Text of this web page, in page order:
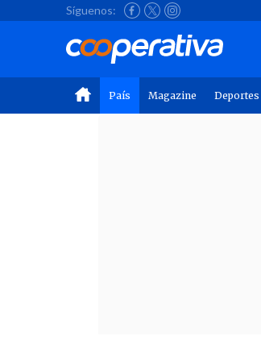
Síguenos:
País Magazine Deportes